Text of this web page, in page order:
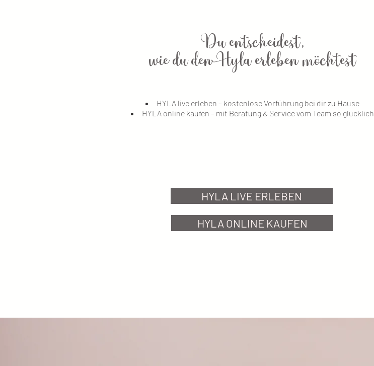
Du entscheidest,
wie du den Hyla erleben möchtest​
HYLA live erleben – kostenlose Vorführung bei dir zu Hause
HYLA online kaufen – mit Beratung & Service vom Team so glücklich
HYLA LIVE ERLEBEN
HYLA ONLINE KAUFEN